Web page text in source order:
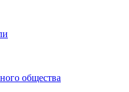
общества